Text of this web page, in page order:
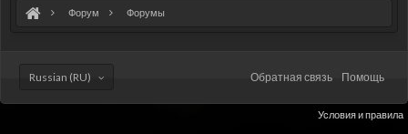
Форум Форумы
Russian (RU) Обратная связь Помощь
Условия и правила